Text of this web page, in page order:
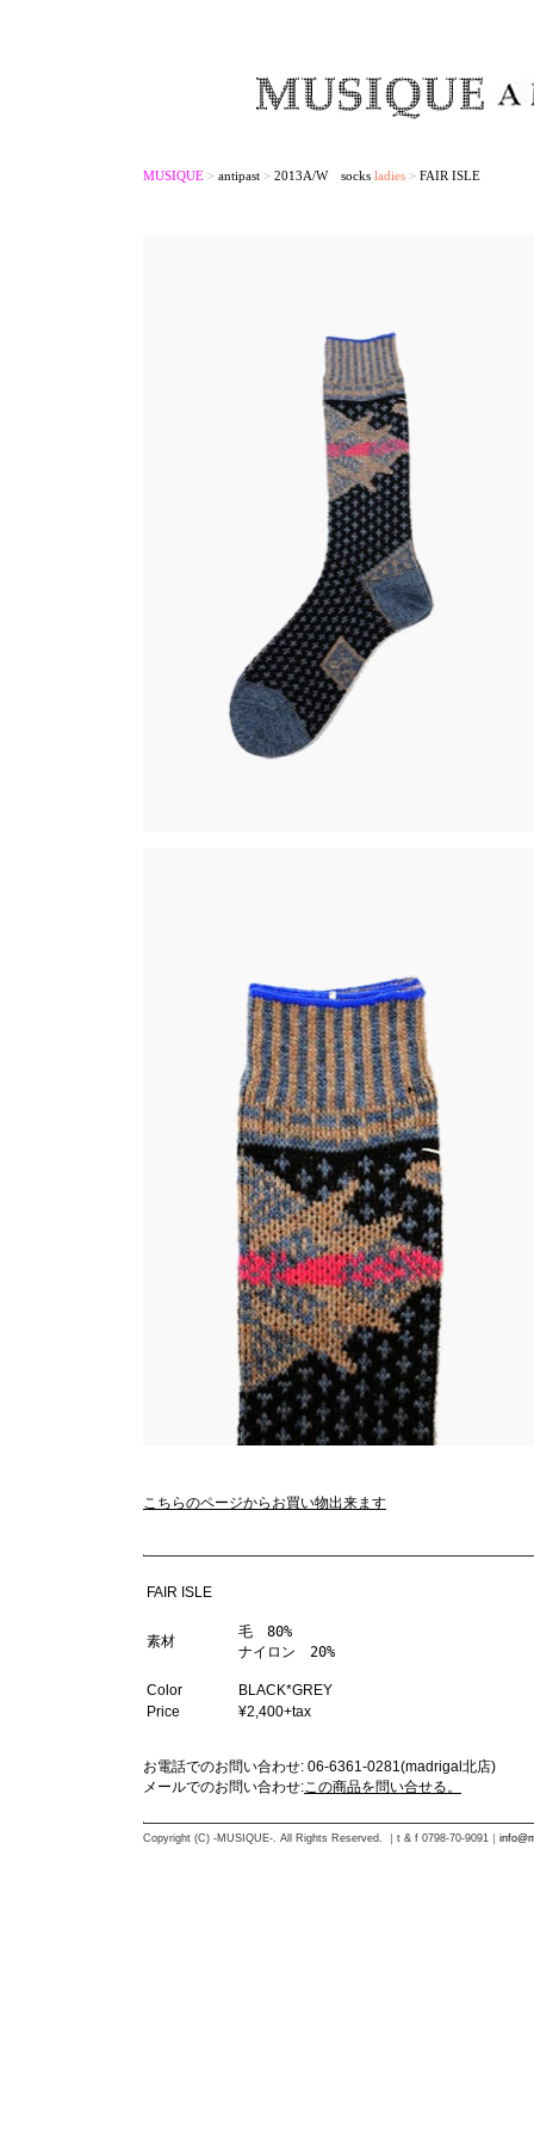
MUSIQUE > antipast > 2013A/W socks ladies > FAIR ISLE
こちらのページからお買い物出来ます
FAIR ISLE
素材
毛　80%
ナイロン　20%
Color
BLACK*GREY
Price
¥2,400+tax
お電話でのお問い合わせ: 06-6361-0281(madrigal北店)
メールでのお問い合わせ:この商品を問い合せる。
Copyright (C) -MUSIQUE-. All Rights Reserved. ｜t & f 0798-70-9091｜